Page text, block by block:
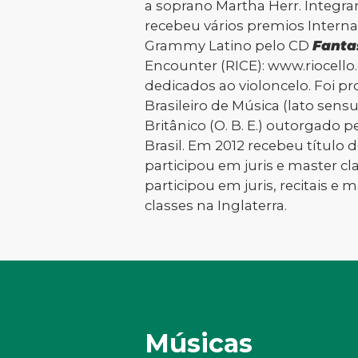
a soprano Martha Herr.
recebeu vários premios
Grammy Latino pelo CD
Encounter (RICE):
dedicados ao violoncelo. Foi
Brasileiro de Música (lato
Britânico (O. B. E.) outorgado
Brasil. Em 2012 recebeu título
participou em juris e master
participou em juris, recitais e
classes na Inglaterra.
Músicas